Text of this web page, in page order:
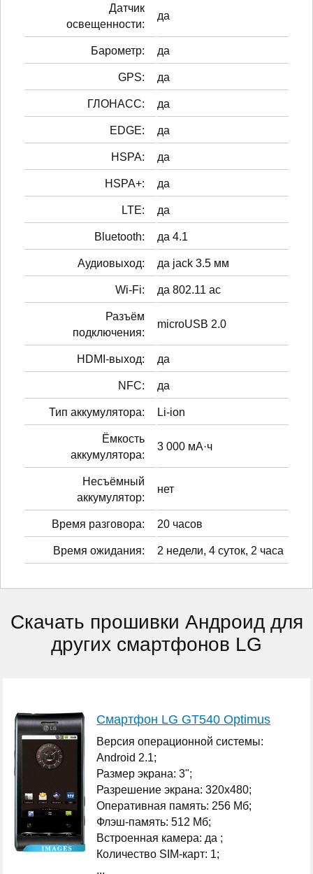
Датчик
освещенности:
да
Барометр: да
GPS: да
ГЛОНАСС: да
EDGE: да
HSPA: да
HSPA+: да
LTE: да
Bluetooth: да 4.1
Аудиовыход: да jack 3.5 мм
Wi-Fi: да 802.11 ac
Разъём
подключения:
microUSB 2.0
HDMI-выход: да
NFC: да
Тип аккумулятора: Li-ion
Ёмкость
аккумулятора:
3 000 мА·ч
Несъёмный
аккумулятор:
нет
Время разговора: 20 часов
Время ожидания: 2 недели, 4 суток, 2 часа
Скачать прошивки Андроид для
других смартфонов LG
Смартфон LG GT540 Optimus
Версия операционной системы:
Android 2.1;
Размер экрана: 3";
Разрешение экрана: 320x480;
Оперативная память: 256 Мб;
Флэш-память: 512 Мб;
Встроенная камера: да ;
Количество SIM-карт: 1;
...